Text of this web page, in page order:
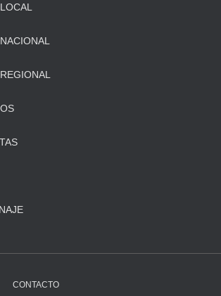
CONTACTO